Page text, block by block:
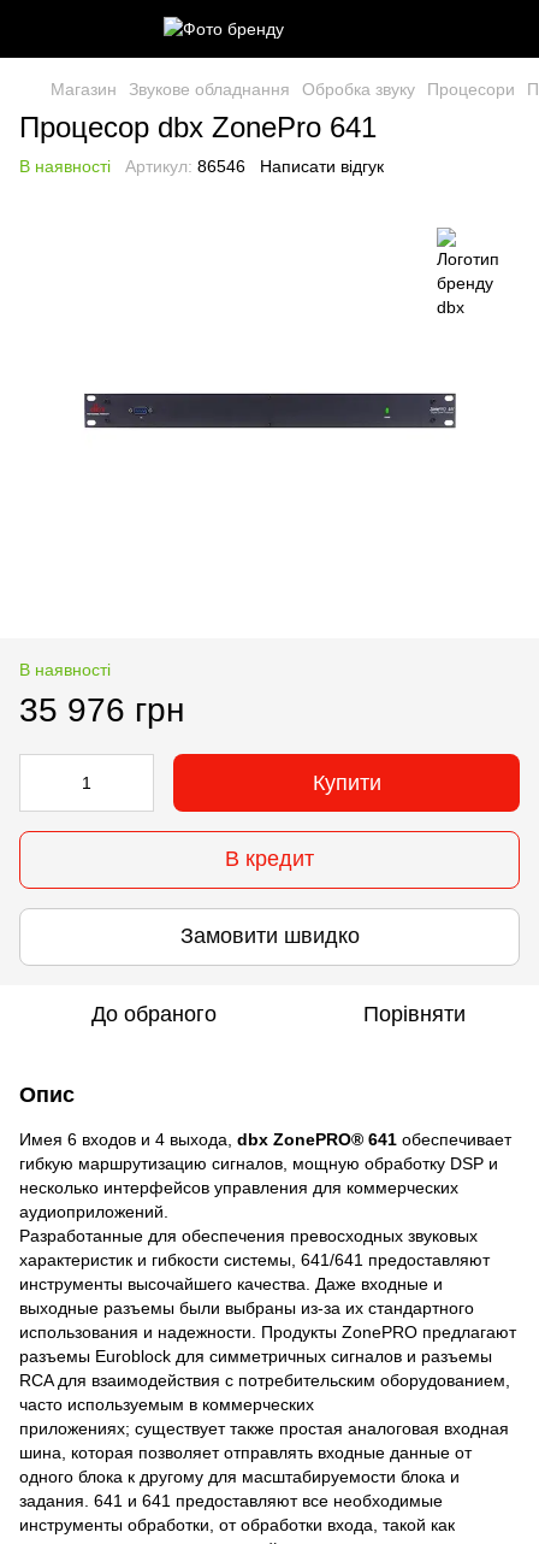
Магазин Звукове обладнання Обробка звуку Процесори
Процесор dbx ZonePro 641
В наявності Артикул: 86546 Написати відгук
В наявності
35 976 грн
Купити
В кредит
Замовити швидко
До обраного Порівняти
Опис
Имея 6 входов и 4 выхода, dbx ZonePRO® 641 обеспечивает
гибкую маршрутизацию сигналов, мощную обработку DSP и
несколько интерфейсов управления для коммерческих
аудиоприложений.
Разработанные для обеспечения превосходных звуковых
характеристик и гибкости системы, 641/641 предоставляют
инструменты высочайшего качества. Даже входные и
выходные разъемы были выбраны из-за их стандартного
использования и надежности. Продукты ZonePRO предлагают
разъемы Euroblock для симметричных сигналов и разъемы
RCA для взаимодействия с потребительским оборудованием,
часто используемым в коммерческих
приложениях; существует также простая аналоговая входная
шина, которая позволяет отправлять входные данные от
одного блока к другому для масштабируемости блока и
задания. 641 и 641 предоставляют все необходимые
инструменты обработки, от обработки входа, такой как